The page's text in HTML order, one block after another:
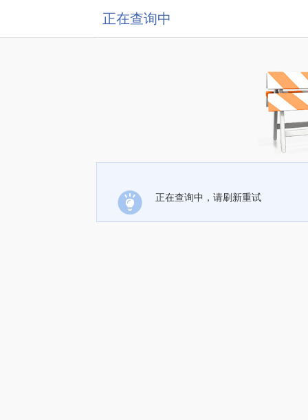
正在查询中
正在查询中，请刷新重试